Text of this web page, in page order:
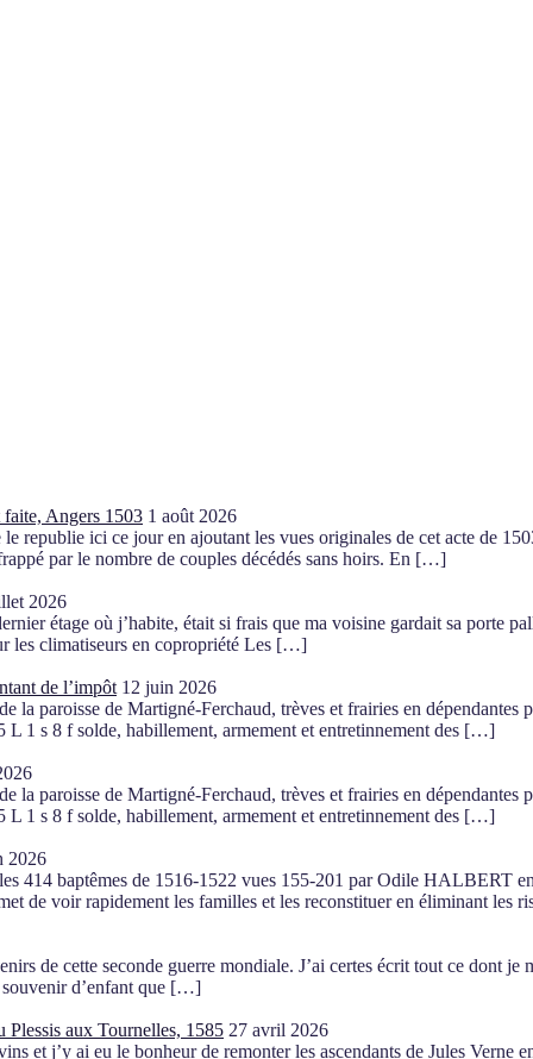
Angers 1503 1 août 2026
republie ici ce jour en ajoutant les vues originales de cet acte de
par le nombre de couples décédés sans hoirs. En […]
2026
étage où j’habite, était si frais que ma voisine gardait sa porte
les climatiseurs en copropriété Les […]
de l’impôt 12 juin 2026
la paroisse de Martigné-Ferchaud, trèves et frairies en
1 s 8 f solde, habillement, armement et entretinnement des […]
la paroisse de Martigné-Ferchaud, trèves et frairies en
1 s 8 f solde, habillement, armement et entretinnement des […]
2026
414 baptêmes de 1516-1522 vues 155-201 par Odile HALBERT
de voir rapidement les familles et les reconstituer en éliminant
de cette seconde guerre mondiale. J’ai certes écrit tout ce dont
souvenir d’enfant que […]
aux Tournelles, 1585 27 avril 2026
et j’y ai eu le bonheur de remonter les ascendants de Jules Verne